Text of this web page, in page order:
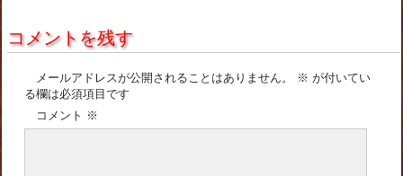
コメントを残す
メールアドレスが公開されることはありません。 ※ が付いてい
る欄は必須項目です
コメント ※